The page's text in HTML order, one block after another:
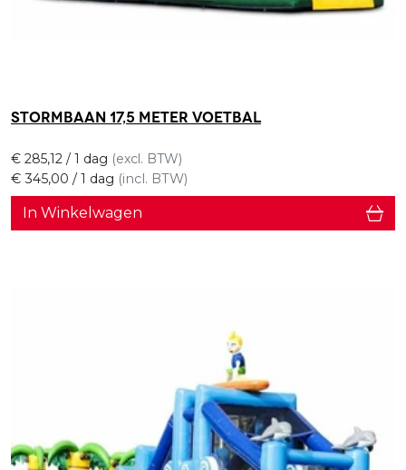
Stormbaan 17,5 meter Voetbal
€ 345,00 / 1 dag (incl. BTW)
€ 285,12 / 1 dag (excl. BTW)
In Winkelwagen